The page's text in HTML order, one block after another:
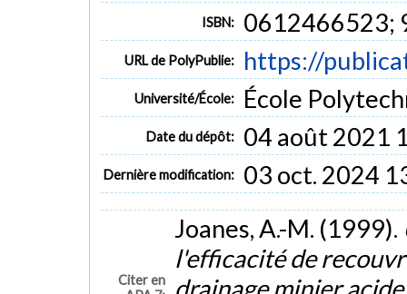
ISBN: 0612466523;
URL de PolyPublie: https://
Université/École: École
Date du dépôt: 04 août 2021
Dernière modification: 03 oct. 2024
Citer en
Joanes, A.-M. (1999).
l'efficacité de